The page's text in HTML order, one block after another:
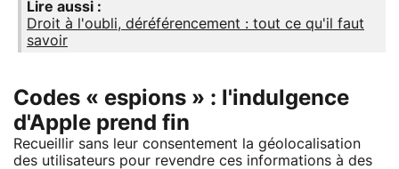
Lire aussi :
Droit à l'oubli, déréférencement : tout ce qu'il faut
savoir
Codes « espions » : l'indulgence
d'Apple prend fin
Recueillir sans leur consentement la géolocalisation
des utilisateurs pour revendre ces informations à des